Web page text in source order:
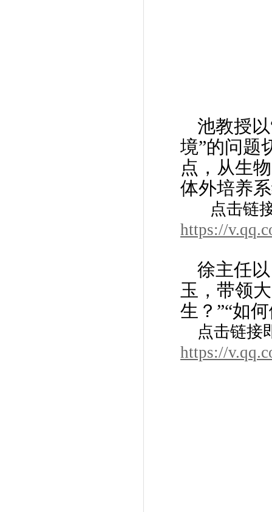
池教授
境”的问题
点，从生
体外培养
点击链接
https://
徐主任
玉，带领
生？”“如
点击链接
https://